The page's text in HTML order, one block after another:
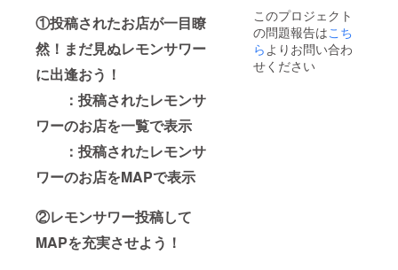
①投稿されたお店が一目瞭
然！まだ見ぬレモンサワー
に出逢おう！
：投稿されたレモンサ
ワーのお店を一覧で表示
：投稿されたレモンサ
ワーのお店をMAPで表示
②レモンサワー投稿して
MAPを充実させよう！
のレベ
ル）。
本名で
も、愛
称で
ラミン
グ初心
者でも
問題あ
りませ
このプロジェクト
の問題報告はこち
ら よりお問い合わ
せください